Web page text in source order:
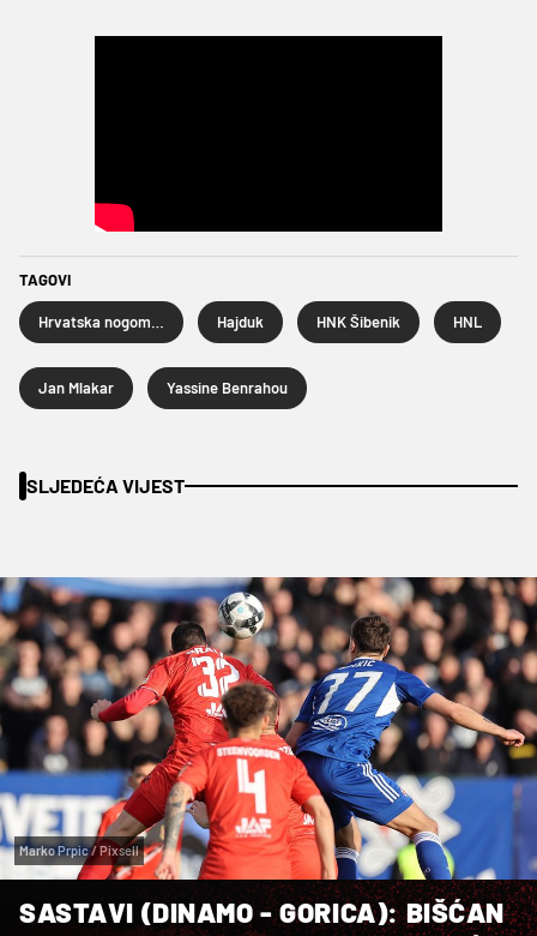
TAGOVI
Hrvatska nogometna liga Hajduk HNK Šibenik HNL
Jan Mlakar Yassine Benrahou
SLJEDEĆA VIJEST
Marko Prpic / Pixsell
SASTAVI (DINAMO - GORICA): BIŠĆAN